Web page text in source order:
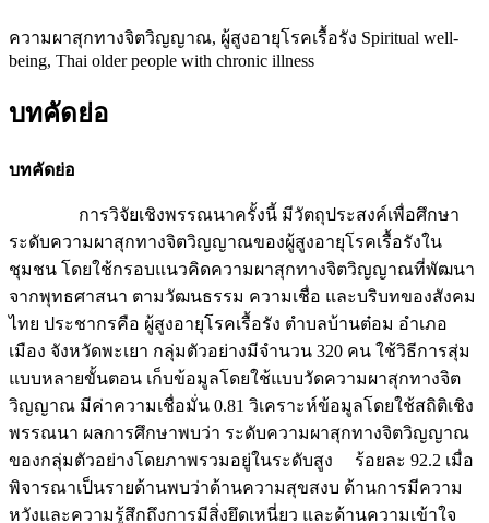
ความผาสุกทางจิตวิญญาณ, ผู้สูงอายุโรคเรื้อรัง Spiritual well-
being, Thai older people with chronic illness
บทคัดย่อ
บทคัดย่อ
การวิจัยเชิงพรรณนาครั้งนี้ มีวัตถุประสงค์เพื่อศึกษา
ระดับความผาสุกทางจิตวิญญาณของผู้สูงอายุโรคเรื้อรังใน
ชุมชน โดยใช้กรอบแนวคิดความผาสุกทางจิตวิญญาณที่พัฒนา
จากพุทธศาสนา ตามวัฒนธรรม ความเชื่อ และบริบทของสังคม
ไทย ประชากรคือ ผู้สูงอายุโรคเรื้อรัง ตำบลบ้านต๋อม อำเภอ
เมือง จังหวัดพะเยา กลุ่มตัวอย่างมีจำนวน 320 คน ใช้วิธีการสุ่ม
แบบหลายขั้นตอน เก็บข้อมูลโดยใช้แบบวัดความผาสุกทางจิต
วิญญาณ มีค่าความเชื่อมั่น 0.81 วิเคราะห์ข้อมูลโดยใช้สถิติเชิง
พรรณนา ผลการศึกษาพบว่า ระดับความผาสุกทางจิตวิญญาณ
ของกลุ่มตัวอย่างโดยภาพรวมอยู่ในระดับสูง ร้อยละ 92.2 เมื่อ
พิจารณาเป็นรายด้านพบว่าด้านความสุขสงบ ด้านการมีความ
หวังและความรู้สึกถึงการมีสิ่งยึดเหนี่ยว และด้านความเข้าใจ